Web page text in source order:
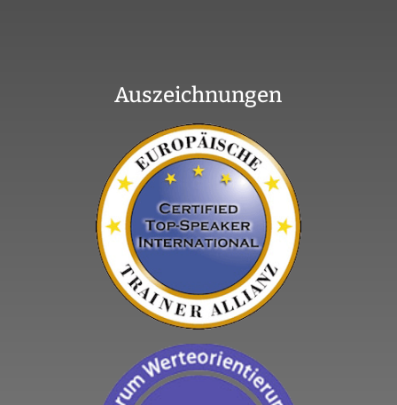
Auszeichnungen